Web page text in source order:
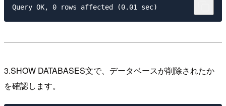
3.SHOW DATABASES文で、データベースが削除されたか
を確認します。